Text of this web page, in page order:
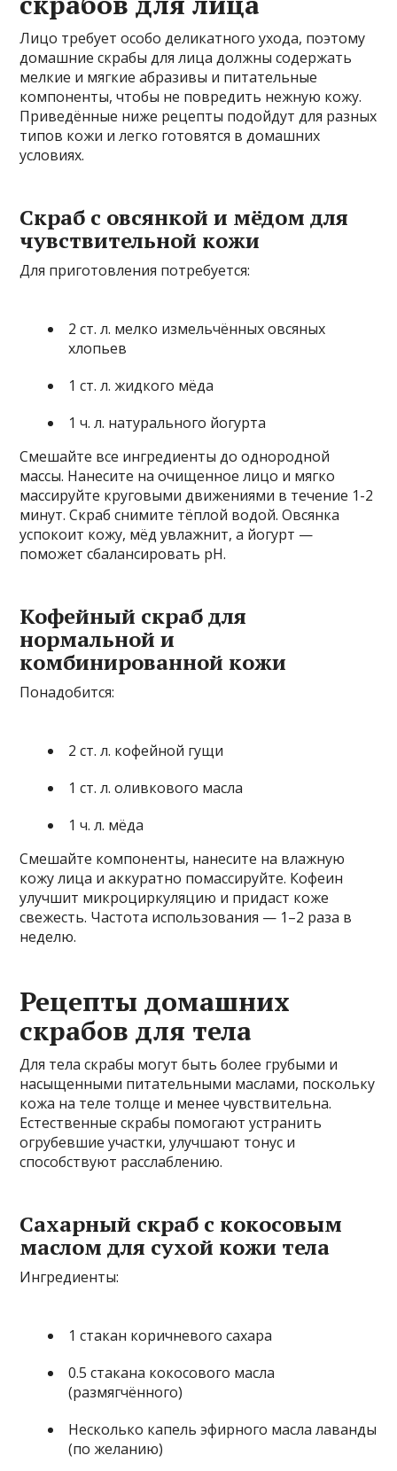
Лицо требует особо деликатного ухода, поэтому
домашние скрабы для лица должны содержать
мелкие и мягкие абразивы и питательные
компоненты, чтобы не повредить нежную кожу.
Приведённые ниже рецепты подойдут для разных
типов кожи и легко готовятся в домашних
условиях.
Скраб с овсянкой и мёдом для
чувствительной кожи
Для приготовления потребуется:
2 ст. л. мелко измельчённых овсяных
хлопьев
1 ст. л. жидкого мёда
1 ч. л. натурального йогурта
Смешайте все ингредиенты до однородной
массы. Нанесите на очищенное лицо и мягко
массируйте круговыми движениями в течение 1-2
минут. Скраб снимите тёплой водой. Овсянка
успокоит кожу, мёд увлажнит, а йогурт —
поможет сбалансировать pH.
Кофейный скраб для
нормальной и
комбинированной кожи
Понадобится:
2 ст. л. кофейной гущи
1 ст. л. оливкового масла
1 ч. л. мёда
Смешайте компоненты, нанесите на влажную
кожу лица и аккуратно помассируйте. Кофеин
улучшит микроциркуляцию и придаст коже
свежесть. Частота использования — 1–2 раза в
неделю.
Рецепты домашних
скрабов для тела
Для тела скрабы могут быть более грубыми и
насыщенными питательными маслами, поскольку
кожа на теле толще и менее чувствительна.
Естественные скрабы помогают устранить
огрубевшие участки, улучшают тонус и
способствуют расслаблению.
Сахарный скраб с кокосовым
маслом для сухой кожи тела
Ингредиенты:
1 стакан коричневого сахара
0.5 стакана кокосового масла
(размягчённого)
Несколько капель эфирного масла лаванды
(по желанию)